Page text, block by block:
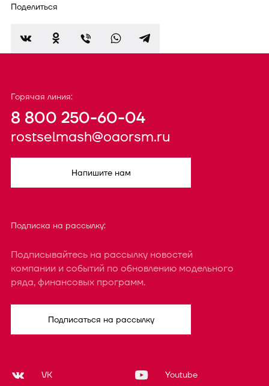
Поделиться
Горячая линия:
8 800 250-60-04
rostselmash@oaorsm.ru
Напишите нам
Подписка на рассылку:
Подписывайтесь на рассылку новостей
компании и событий по обновлению модельного
ряда, финансовых программ.
Подписаться на рассылку
VK Youtube